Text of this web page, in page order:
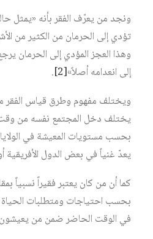
ونجد من يعرّف الفقر بأنه «يمثل
تؤدي إلى الحرمان من الكثير من
وهذا العجز المؤدي إلى الحرمان
إلى انعدامه أصلاً»[2]
.
ويختلف مفهوم وطرق قياس الفقر
يختلف دخل المجتمع نفسه من وقت
بحسب مستويات المعيشة في
يعدّ غنياً في بعض الدول الأفريقية
كما أن من كان يعتبر فقيراً
بحسب احتياجات ومتطلبات
في الوقت الحاضر ضمن من يعيشون